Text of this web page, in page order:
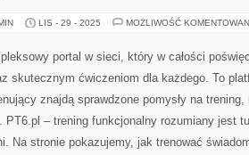
LIS - 29 - 2025 MOŻLIWOŚĆ
portal w sieci, który w całości
skutecznym ćwiczeniom dla każdego. To
znajdą sprawdzone pomysły na
PT6.pl – trening funkcjonalny rozumiany jest
Na stronie pokazujemy, jak trenować